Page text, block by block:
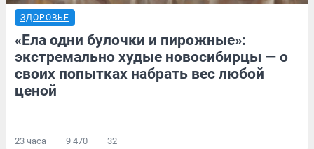
ЗДОРОВЬЕ
«Ела одни булочки и пирожные»:
экстремально худые новосибирцы — о
своих попытках набрать вес любой
ценой
23 часа 9 470 32